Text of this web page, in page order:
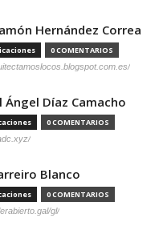
Hernández Correa
0 COMENTARIOS
Ángel Díaz Camacho
0 COMENTARIOS
Blanco
0 COMENTARIOS
gl/